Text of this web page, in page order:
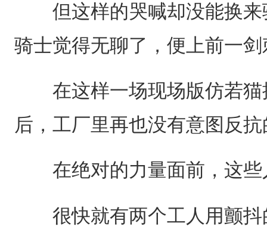
但这样的哭喊却没能换来
骑士觉得无聊了，便上前一
在这样一场现场版仿若猫
后，工厂里再也没有意图反
在绝对的力量面前，这些
很快就有两个工人用颤抖